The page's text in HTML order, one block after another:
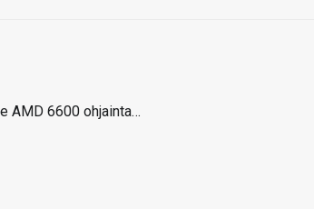
AMD 6600 ohjainta…